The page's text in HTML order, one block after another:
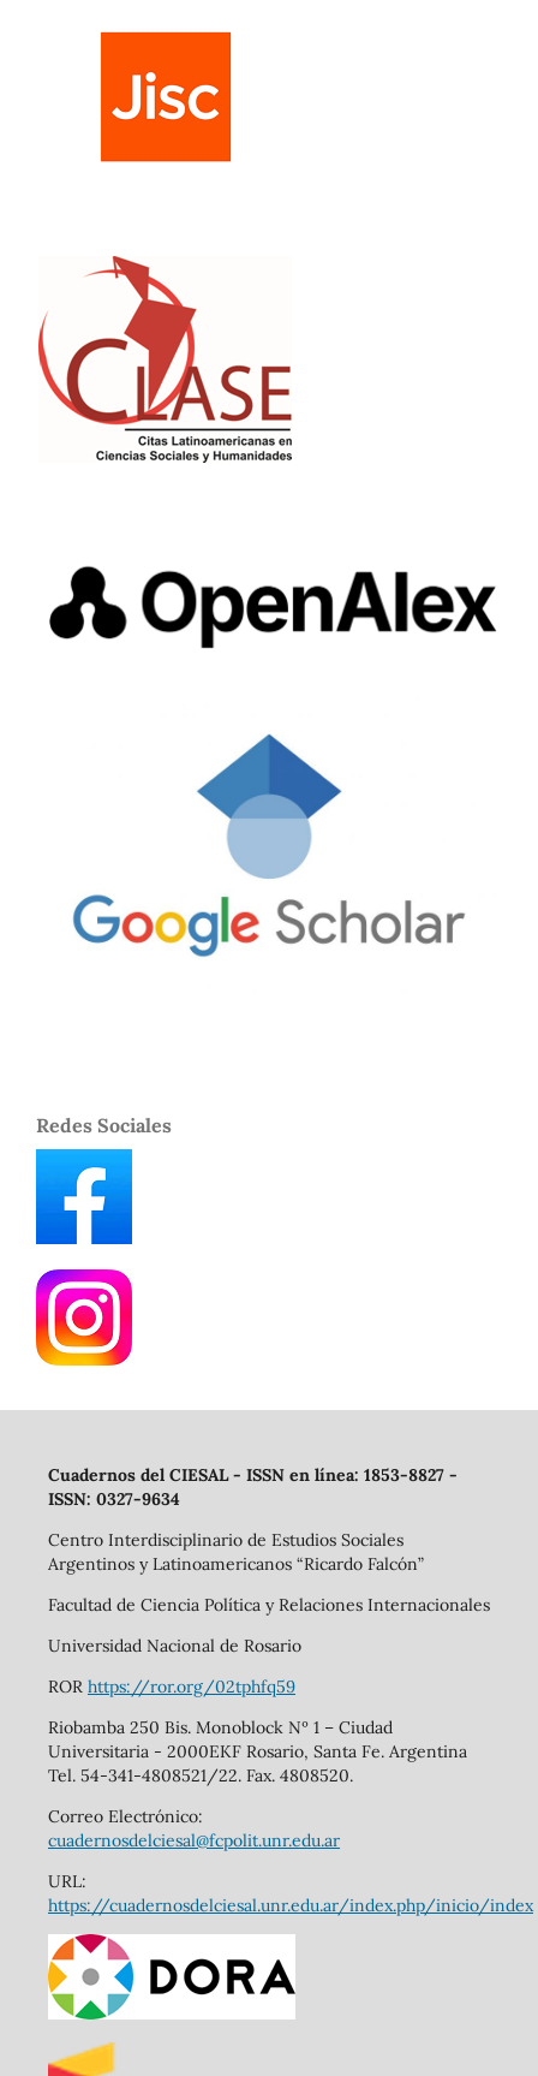
Redes Sociales
Cuadernos del CIESAL - ISSN en línea: 1853-8827 -
ISSN: 0327-9634
Centro Interdisciplinario de Estudios Sociales
Argentinos y Latinoamericanos “Ricardo Falcón”
Facultad de Ciencia Política y Relaciones Internacionales
Universidad Nacional de Rosario
ROR https://ror.org/02tphfq59
Riobamba 250 Bis. Monoblock Nº 1 – Ciudad
Universitaria - 2000EKF Rosario, Santa Fe. Argentina
Tel. 54-341-4808521/22. Fax. 4808520.
Correo Electrónico:
cuadernosdelciesal@fcpolit.unr.edu.ar
URL:
https://cuadernosdelciesal.unr.edu.ar/index.php/inicio/index